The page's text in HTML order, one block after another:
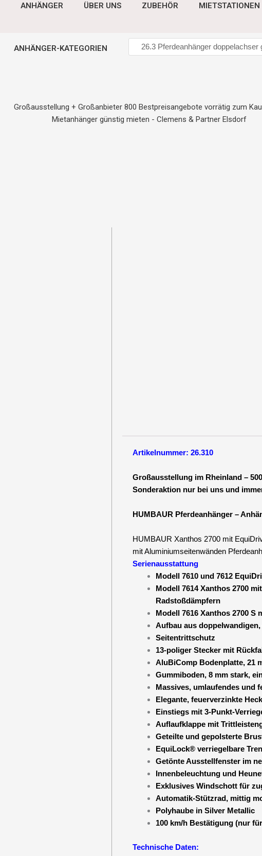
ANHÄNGER ÜBER UNS ZUBEHÖR MIETSTATIONEN
ANHÄNGER-KATEGORIEN
Großausstellung + Großanbieter 800 Bestpreisangebote vorrätig zum
Mietanhänger günstig mieten - Clemens & Partner Elsdorf
Artikelnummer: 26.310
Großausstellung im Rheinland –
Sonderaktion nur bei uns und
HUMBAUR Pferdeanhänger –
HUMBAUR Xanthos 2700 mit
mit Aluminiumseitenwänden
Serienausstattung
Modell 7610 und 7612
Modell 7614 Xanthos 2700
Radstoßdämpfern
Modell 7616 Xanthos 2700
Aufbau aus
Seitentrittschutz
13-poliger Stecker mit
AluBiComp Bodenplatte, 21
Gummiboden, 8 mm stark,
Massives, umlaufendes und
Elegante, feuerverzinkte
Einstiegs mit 3-Punkt-
Auflaufklappe mit
Geteilte und gepolsterte
EquiLock® verriegelbare
Getönte Ausstellfenster im
Innenbeleuchtung und
Exklusives Windschott für
Automatik-Stützrad, mittig
Polyhaube in Silver Metallic
100 km/h Bestätigung (nur
Technische Daten: